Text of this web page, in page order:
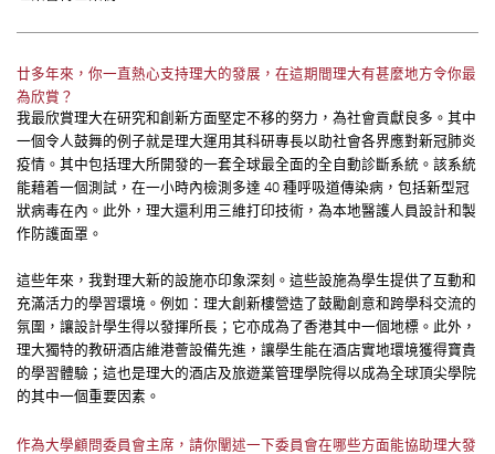
廿多年來，你一直熱心支持理大的發展，在這期間理大有甚麼地方令你最
為欣賞？
我最欣賞理大在研究和創新方面堅定不移的努力，為社會貢獻良多。其中
一個令人鼓舞的例子就是理大運用其科研專長以助社會各界應對新冠肺炎
疫情。其中包括理大所開發的一套全球最全面的全自動診斷系統。該系統
能藉着一個測試，在一小時內檢測多達 40 種呼吸道傳染病，包括新型冠
狀病毒在內。此外，理大還利用三維打印技術，為本地醫護人員設計和製
作防護面罩。
這些年來，我對理大新的設施亦印象深刻。這些設施為學生提供了互動和
充滿活力的學習環境。例如：理大創新樓營造了鼓勵創意和跨學科交流的
氛圍，讓設計學生得以發揮所長；它亦成為了香港其中一個地標。此外，
理大獨特的教研酒店維港薈設備先進，讓學生能在酒店實地環境獲得寶貴
的學習體驗；這也是理大的酒店及旅遊業管理學院得以成為全球頂尖學院
的其中一個重要因素。
作為大學顧問委員會主席，請你闡述一下委員會在哪些方面能協助理大發